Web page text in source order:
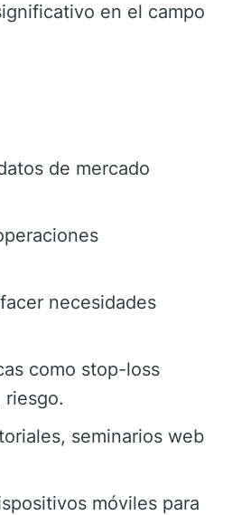
en el campo
de mercado
necesidades
como stop-loss
seminarios web
móviles para